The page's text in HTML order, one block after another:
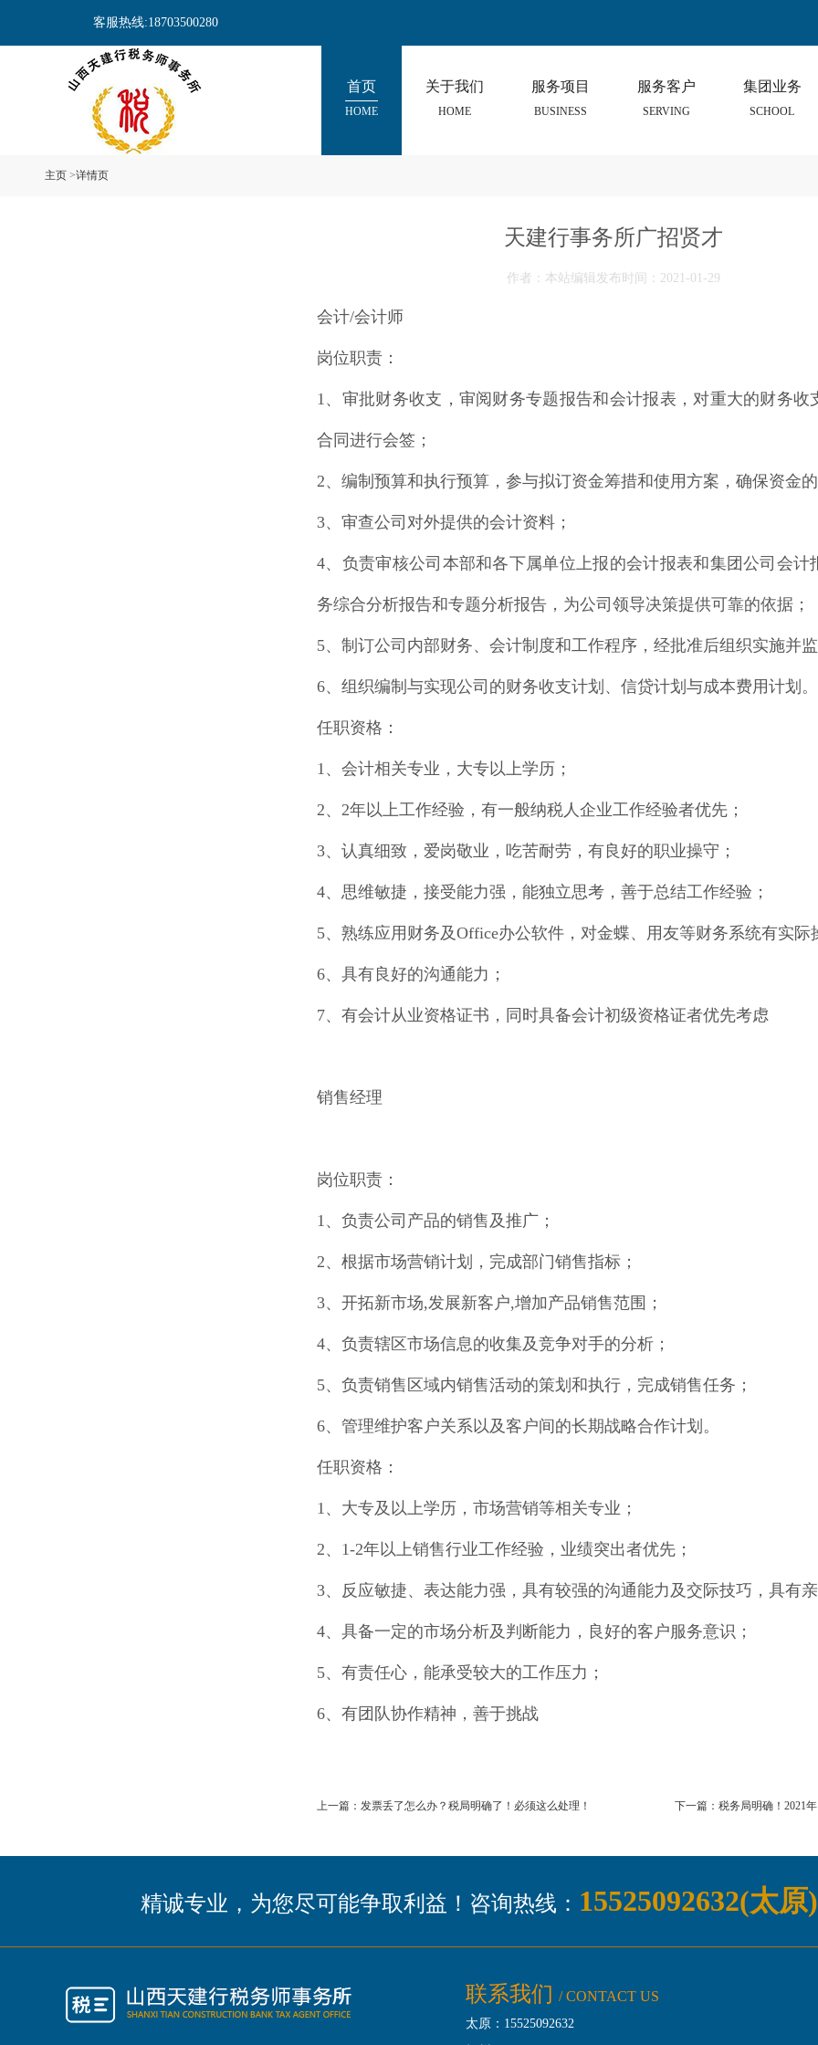
客服热线:18703500280
首页
HOME
关于我们
HOME
服务项目
BUSINESS
服务客户
SERVING
集团业务
SCHOOL
主页 >详情页
天建行事务所广招贤才
作者：本站编辑发布时间：2021-01-29
会计/会计师
岗位职责：
1、审批财务收支，审阅财务专题报告和会计报表，对重大的财务收
合同进行会签；
2、编制预算和执行预算，参与拟订资金筹措和使用方案，确保资金
3、审查公司对外提供的会计资料；
4、负责审核公司本部和各下属单位上报的会计报表和集团公司会计
务综合分析报告和专题分析报告，为公司领导决策提供可靠的依据；
5、制订公司内部财务、会计制度和工作程序，经批准后组织实施并
6、组织编制与实现公司的财务收支计划、信贷计划与成本费用计划。
任职资格：
1、会计相关专业，大专以上学历；
2、2年以上工作经验，有一般纳税人企业工作经验者优先；
3、认真细致，爱岗敬业，吃苦耐劳，有良好的职业操守；
4、思维敏捷，接受能力强，能独立思考，善于总结工作经验；
5、熟练应用财务及Office办公软件，对金蝶、用友等财务系统有实际
6、具有良好的沟通能力；
7、有会计从业资格证书，同时具备会计初级资格证者优先考虑
销售经理
岗位职责：
1、负责公司产品的销售及推广；
2、根据市场营销计划，完成部门销售指标；
3、开拓新市场,发展新客户,增加产品销售范围；
4、负责辖区市场信息的收集及竞争对手的分析；
5、负责销售区域内销售活动的策划和执行，完成销售任务；
6、管理维护客户关系以及客户间的长期战略合作计划。
任职资格：
1、大专及以上学历，市场营销等相关专业；
2、1-2年以上销售行业工作经验，业绩突出者优先；
3、反应敏捷、表达能力强，具有较强的沟通能力及交际技巧，具有
4、具备一定的市场分析及判断能力，良好的客户服务意识；
5、有责任心，能承受较大的工作压力；
6、有团队协作精神，善于挑战
上一篇：发票丢了怎么办？税局明确了！必须这么处理！ 下一篇：税务局明确！2021
精诚专业，为您尽可能争取利益！咨询热线： 15525092632(太
联系我们 / CONTACT US
太原：15525092632